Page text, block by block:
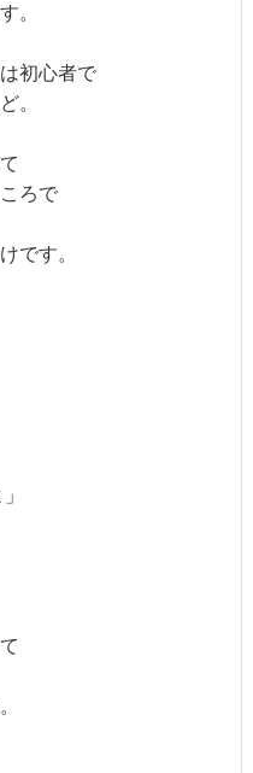
。
初心者で
。
ろで
です。